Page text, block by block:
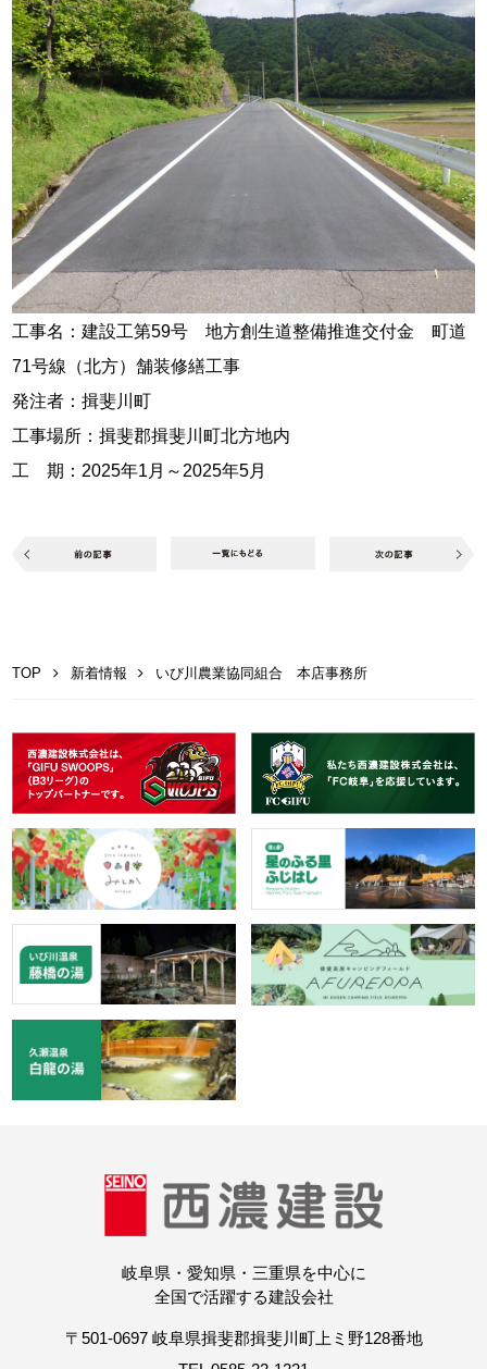
工事名：建設工第59号 地方創生道整備推進交付金 町道
71号線（北方）舗装修繕工事
発注者：揖斐川町
工事場所：揖斐郡揖斐川町北方地内
工 期：2025年1月～2025年5月
TOP 新着情報 いび川農業協同組合 本店事務所
岐阜県・愛知県・三重県を中心に
全国で活躍する建設会社
〒501-0697 岐阜県揖斐郡揖斐川町上ミ野128番地